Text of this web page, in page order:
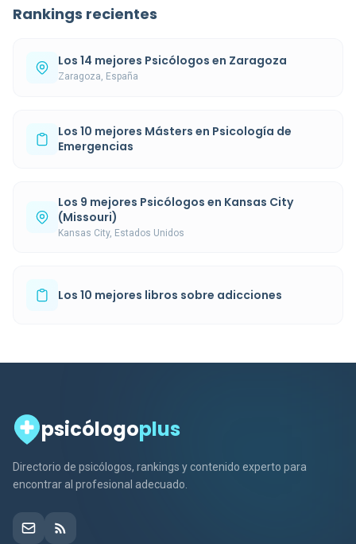
Rankings recientes
Los 14 mejores Psicólogos en Zaragoza
Zaragoza, España
Los 10 mejores Másters en Psicología de
Emergencias
Los 9 mejores Psicólogos en Kansas City
(Missouri)
Kansas City, Estados Unidos
Los 10 mejores libros sobre adicciones
psicólogoplus
Directorio de psicólogos, rankings y contenido experto para
encontrar al profesional adecuado.